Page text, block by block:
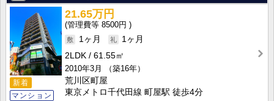
新着
マンション
21.65万円
8500円
1ヶ月
1ヶ月
2LDK
61.55㎡
2010年3月
（築16年）
荒川区町屋
東京メトロ千代田線 町屋駅 徒歩4分